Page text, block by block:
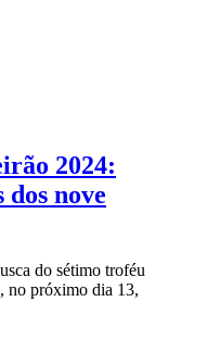
2024:
nove
do sétimo troféu
no próximo dia 13,